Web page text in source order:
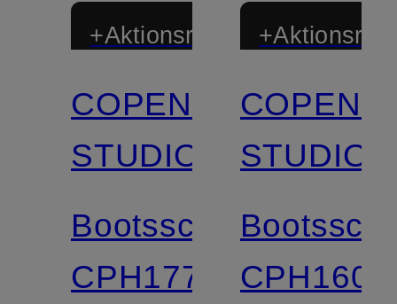
+Aktionsrabatt
COPENHAGEN
STUDIOS
Bootsschuhe
CPH177
STUDIOS
CPH160